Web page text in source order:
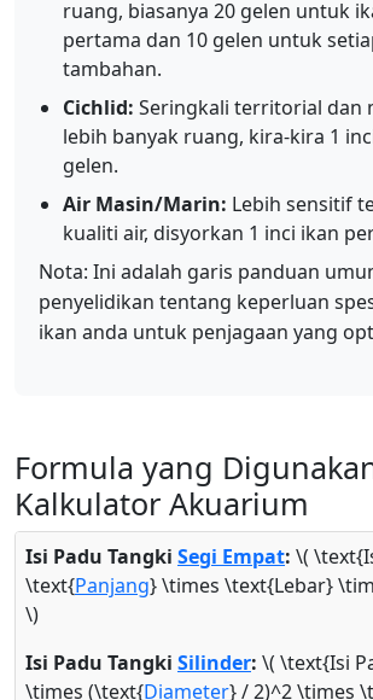
ruang, biasanya 20 gelen untuk
pertama dan 10 gelen untuk
tambahan.
Cichlid: Seringkali territorial dan
lebih banyak ruang, kira-kira 1
gelen.
Air Masin/Marin: Lebih sensitif
kualiti air, disyorkan 1 inci ikan
Nota: Ini adalah garis panduan
penyelidikan tentang keperluan
ikan anda untuk penjagaan yang
Formula yang
Kalkulator Akuarium
Isi Padu Tangki Segi Empat: \(
\text{Panjang} \times \text{Lebar}
\)
Isi Padu Tangki Silinder: \( \text{Isi
\times (\text{Diameter} / 2)^2 \times